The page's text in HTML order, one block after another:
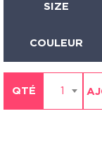
SIZE
COULEUR
QTÉ 1